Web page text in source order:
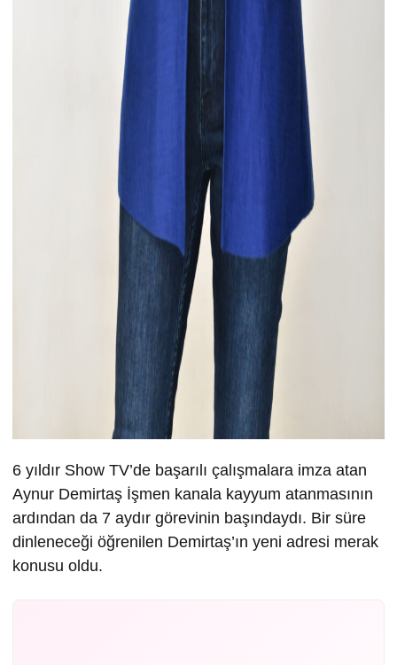
6 yıldır Show TV’de başarılı çalışmalara imza atan
Aynur Demirtaş İşmen kanala kayyum atanmasının
ardından da 7 aydır görevinin başındaydı. Bir süre
dinleneceği öğrenilen Demirtaş’ın yeni adresi merak
konusu oldu.